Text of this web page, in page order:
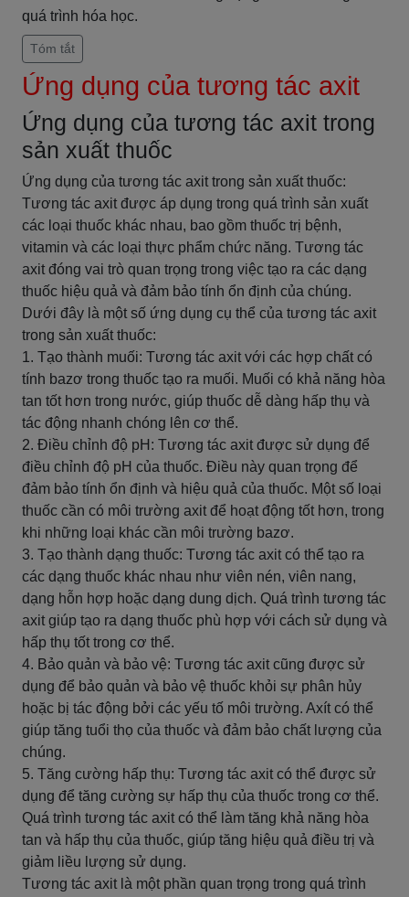
quá trình hóa học.
Tóm tắt
Ứng dụng của tương tác axit
Ứng dụng của tương tác axit trong
sản xuất thuốc
Ứng dụng của tương tác axit trong sản xuất thuốc:
Tương tác axit được áp dụng trong quá trình sản xuất
các loại thuốc khác nhau, bao gồm thuốc trị bệnh,
vitamin và các loại thực phẩm chức năng. Tương tác
axit đóng vai trò quan trọng trong việc tạo ra các dạng
thuốc hiệu quả và đảm bảo tính ổn định của chúng.
Dưới đây là một số ứng dụng cụ thể của tương tác axit
trong sản xuất thuốc:
1. Tạo thành muối: Tương tác axit với các hợp chất có
tính bazơ trong thuốc tạo ra muối. Muối có khả năng hòa
tan tốt hơn trong nước, giúp thuốc dễ dàng hấp thụ và
tác động nhanh chóng lên cơ thể.
2. Điều chỉnh độ pH: Tương tác axit được sử dụng để
điều chỉnh độ pH của thuốc. Điều này quan trọng để
đảm bảo tính ổn định và hiệu quả của thuốc. Một số loại
thuốc cần có môi trường axit để hoạt động tốt hơn, trong
khi những loại khác cần môi trường bazơ.
3. Tạo thành dạng thuốc: Tương tác axit có thể tạo ra
các dạng thuốc khác nhau như viên nén, viên nang,
dạng hỗn hợp hoặc dạng dung dịch. Quá trình tương tác
axit giúp tạo ra dạng thuốc phù hợp với cách sử dụng và
hấp thụ tốt trong cơ thể.
4. Bảo quản và bảo vệ: Tương tác axit cũng được sử
dụng để bảo quản và bảo vệ thuốc khỏi sự phân hủy
hoặc bị tác động bởi các yếu tố môi trường. Axít có thể
giúp tăng tuổi thọ của thuốc và đảm bảo chất lượng của
chúng.
5. Tăng cường hấp thụ: Tương tác axit có thể được sử
dụng để tăng cường sự hấp thụ của thuốc trong cơ thể.
Quá trình tương tác axit có thể làm tăng khả năng hòa
tan và hấp thụ của thuốc, giúp tăng hiệu quả điều trị và
giảm liều lượng sử dụng.
Tương tác axit là một phần quan trọng trong quá trình